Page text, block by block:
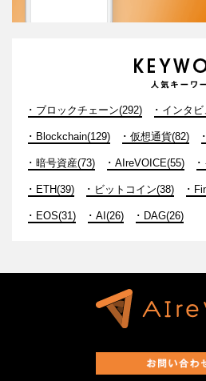
ブロックチェーン(292) インタ
Blockchain(129) 仮想通貨(82)
暗号資産(73) AIreVOICE(55)
ETH(39) ビットコイン(38)
EOS(31) AI(26) DAG(26)